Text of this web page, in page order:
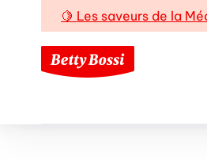
🍋 Les saveurs de la